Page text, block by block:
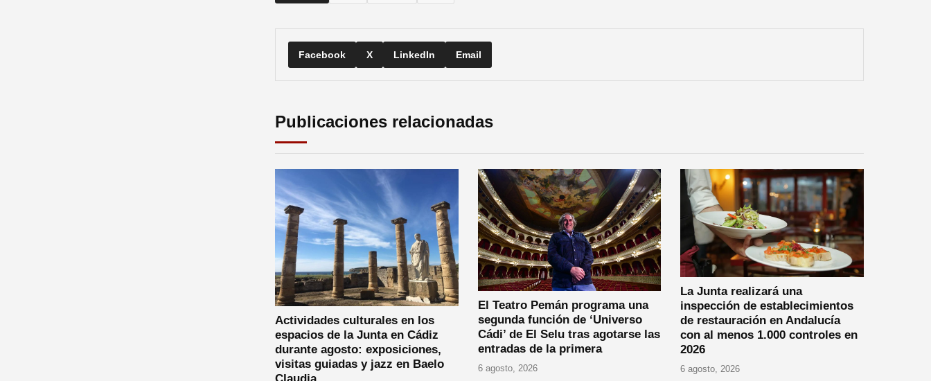
Facebook X LinkedIn Email
Publicaciones relacionadas
Actividades culturales en los
espacios de la Junta en Cádiz
durante agosto: exposiciones,
visitas guiadas y jazz en Baelo
El Teatro Pemán programa una
segunda función de ‘Universo
Cádi’ de El Selu tras agotarse las
entradas de la primera
6 agosto, 2026
La Junta realizará una
inspección de establecimientos
de restauración en Andalucía
con al menos 1.000 controles en
2026
6 agosto, 2026